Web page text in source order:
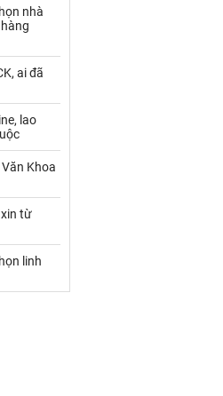
chăn nuôi
nhà
ai đã
lao
Khoa
xin từ
linh